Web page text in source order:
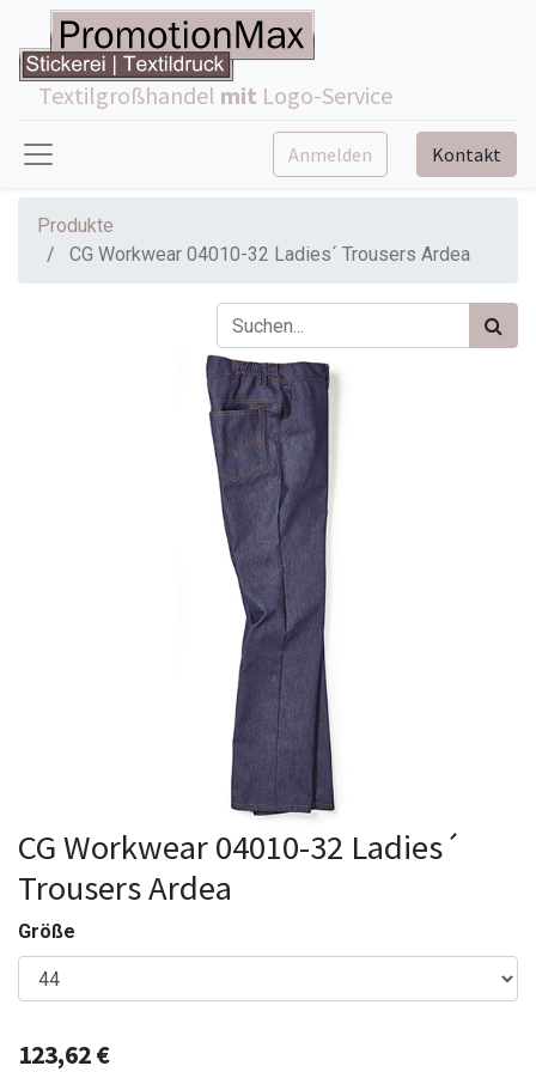
Textilgroßhandel mit Logo-Service
Anmelden Kontakt
Produkte
CG Workwear 04010-32 Ladies´ Trousers Ardea
CG Workwear 04010-32 Ladies´
Trousers Ardea
Größe
123,62€